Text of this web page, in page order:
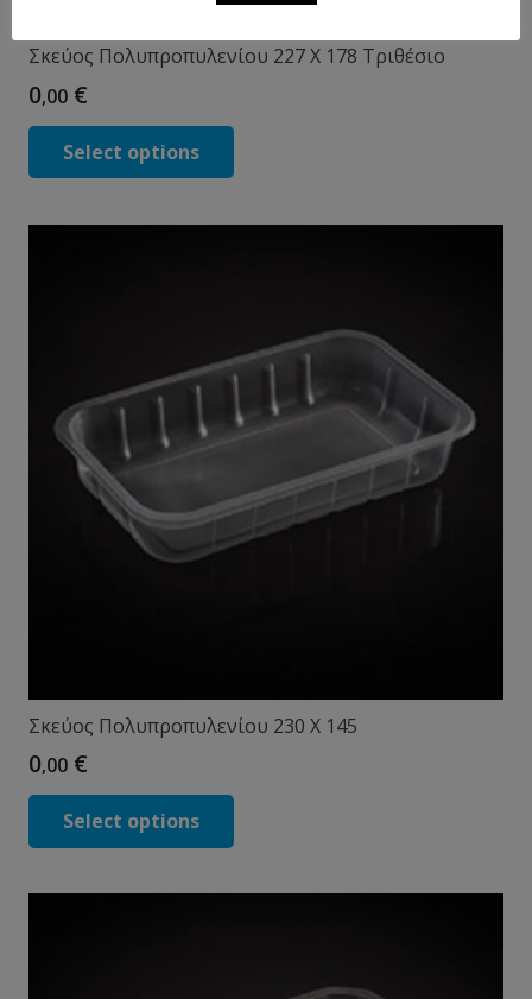
Σκεύος Πολυπροπυλενίου 227 X 178 Τριθέσιο
0,00 €
Select options
Σκεύος Πολυπροπυλενίου 230 X 145
0,00 €
Select options